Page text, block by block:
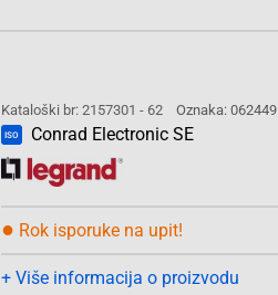
Kataloški br: 2157301 - 62 Oznaka: 062449
ISO Conrad Electronic SE
● Rok isporuke na upit!
+ Više informacija o proizvodu